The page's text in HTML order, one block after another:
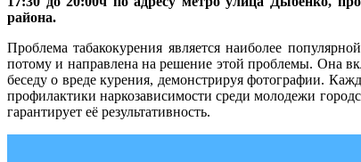
района.
Проблема табакокурения является наиболее
потому и направлена на решение этой проблемы. Она
беседу о вреде курения, демонстрируя фотографии.
профилактики наркозависимости среди молодежи
гарантирует её результативность.